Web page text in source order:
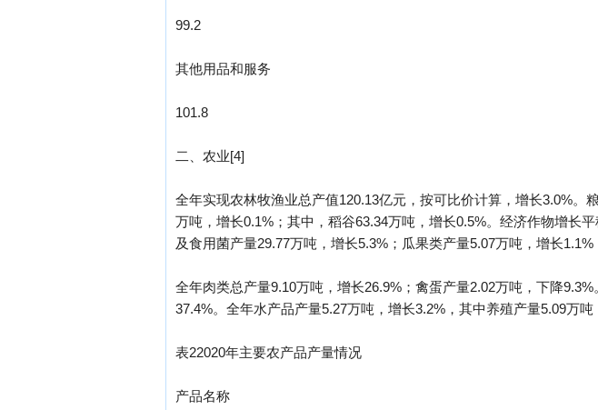
99.2
其他用品和服务
101.8
二、农业[4]
全年实现农林牧渔业总产值120.13亿元，按可比价计算，增长3.0%
万吨，增长0.1%；其中，稻谷63.34万吨，增长0.5%。经济作物增长
及食用菌产量29.77万吨，增长5.3%；瓜果类产量5.07万吨，增长
全年肉类总产量9.10万吨，增长26.9%；禽蛋产量2.02万吨，下降
37.4%。全年水产品产量5.27万吨，增长3.2%，其中养殖产量5.09万吨
表22020年主要农产品产量情况
产品名称